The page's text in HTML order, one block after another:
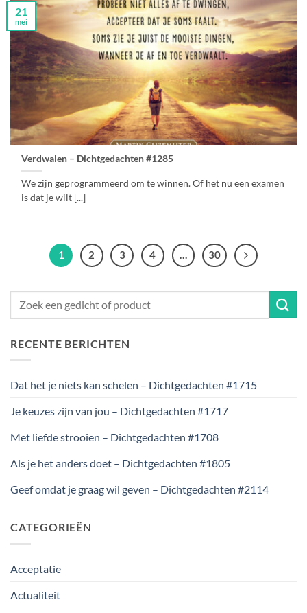
Verdwalen – Dichtgedachten #1285
We zijn geprogrammeerd om te winnen. Of het nu een examen
is dat je wilt [...]
21
mei
1 2 3 4 … 30
RECENTE BERICHTEN
Dat het je niets kan schelen – Dichtgedachten #1715
Je keuzes zijn van jou – Dichtgedachten #1717
Met liefde strooien – Dichtgedachten #1708
Als je het anders doet – Dichtgedachten #1805
Geef omdat je graag wil geven – Dichtgedachten #2114
CATEGORIEËN
Acceptatie
Actualiteit